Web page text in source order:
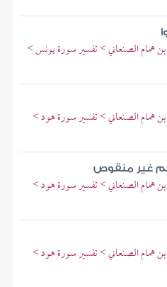
بن همام الصنعاني > تفسير سورة يونس >
بن همام الصنعاني > تفسير سورة هود >
غير منقوص
بن همام الصنعاني > تفسير سورة هود >
بن همام الصنعاني > تفسير سورة هود >